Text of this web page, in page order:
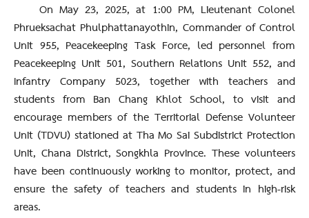
On May 23, 2025, at 1:00 PM, Lieutenant Colonel
Phrueksachat Phulphattanayothin, Commander of Control
Unit 955, Peacekeeping Task Force, led personnel from
Peacekeeping Unit 501, Southern Relations Unit 552, and
Infantry Company 5023, together with teachers and
students from Ban Chang Khlot School, to visit and
encourage members of the Territorial Defense Volunteer
Unit (TDVU) stationed at Tha Mo Sai Subdistrict Protection
Unit, Chana District, Songkhla Province. These volunteers
have been continuously working to monitor, protect, and
ensure the safety of teachers and students in high-risk
areas.